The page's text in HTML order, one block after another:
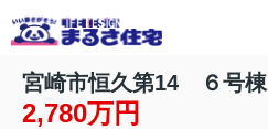
宮崎市恒久第14 ６号棟
2,780万円